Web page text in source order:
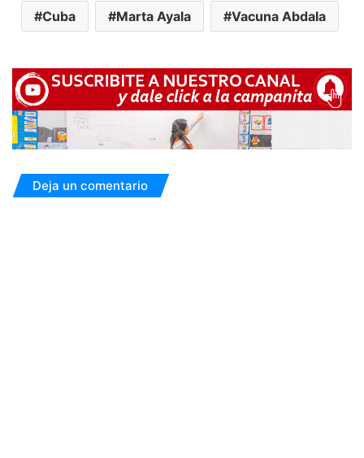
Cuba Marta Ayala Vacuna Abdala
Deja un comentario